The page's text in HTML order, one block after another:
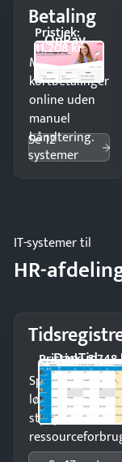
Betaling
OnPay
Pristjek:
11.208 kr
Modtag
kortbetalinger
online uden
manuel
håndtering.
Se 12
systemer
IT-systemer til
HR-
DanTid
Pristjek: 5.748
Spar tid på
lønberegning og
styr på